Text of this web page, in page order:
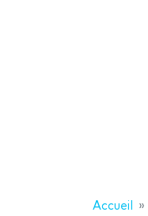
Accueil